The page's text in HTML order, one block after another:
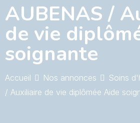
AUBENAS /
de vie
soignante
Accueil Nos annonces Soins
/ Auxiliaire de vie diplômée Aide